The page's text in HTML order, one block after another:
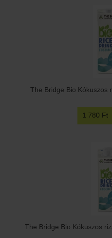
The Bridge Bio Kókuszos
1 780 Ft
The Bridge Bio Kókuszos